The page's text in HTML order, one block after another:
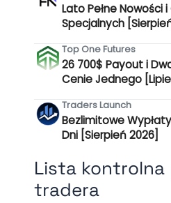
Lato Pełne Nowości
Specjalnych
Top One Futures
26 700$ Payout i
Cenie Jednego
Traders Launch
Bezlimitowe
Dni [Sierpień 2026]
Lista kontrolna
tradera